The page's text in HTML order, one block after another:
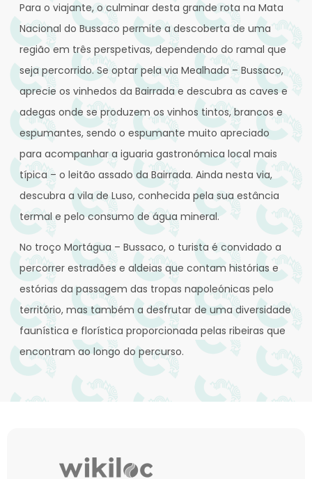
Para o viajante, o culminar desta grande rota na Mata
Nacional do Bussaco permite a descoberta de uma
região em três perspetivas, dependendo do ramal que
seja percorrido. Se optar pela via Mealhada – Bussaco,
aprecie os vinhedos da Bairrada e descubra as caves e
adegas onde se produzem os vinhos tintos, brancos e
espumantes, sendo o espumante muito apreciado
para acompanhar a iguaria gastronómica local mais
típica – o leitão assado da Bairrada. Ainda nesta via,
descubra a vila de Luso, conhecida pela sua estância
termal e pelo consumo de água mineral.
No troço Mortágua – Bussaco, o turista é convidado a
percorrer estradões e aldeias que contam histórias e
estórias da passagem das tropas napoleónicas pelo
território, mas também a desfrutar de uma diversidade
faunística e florística proporcionada pelas ribeiras que
encontram ao longo do percurso.